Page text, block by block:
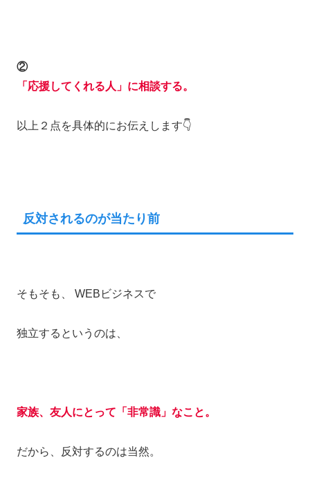
②
「応援してくれる人」に相談する。
以上２点を具体的にお伝えします👇
反対されるのが当たり前
そもそも、 WEBビジネスで
独立するというのは、
家族、友人にとって「非常識」 なこと。
だから、反対するのは当然。